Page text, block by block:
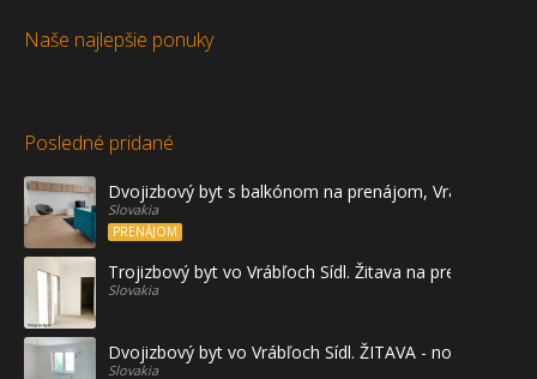
Naše najlepšie ponuky
Posledné pridané
Dvojizbový byt s balkónom na prenájom, Vráble
Slovakia
PRENÁJOM
Trojizbový byt vo Vrábľoch Sídl. Žitava na predaj - prvé
Slovakia
Dvojizbový byt vo Vrábľoch Sídl. ŽITAVA - novostavba
Slovakia